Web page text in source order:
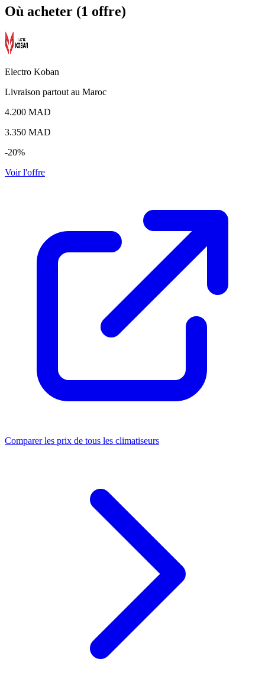
Où acheter (1 offre)
Electro Koban
Livraison partout au Maroc
4.200 MAD
3.350 MAD
-20%
Voir l'offre
Comparer les prix de tous les climatiseurs